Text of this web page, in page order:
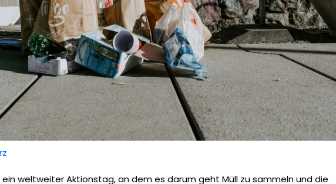
ein weltweiter Aktionstag, an dem es darum geht Müll zu sammeln und die